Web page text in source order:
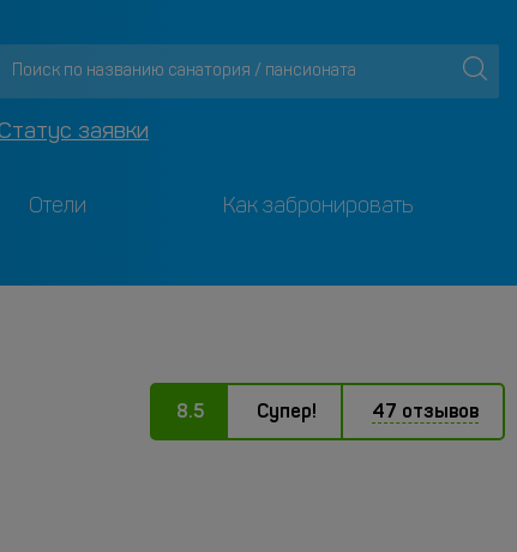
заявки
Отели Как забронировать
8.5 Супер! 47 отзывов